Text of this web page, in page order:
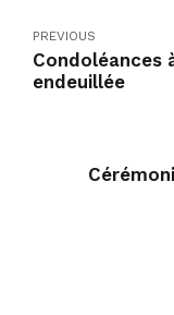
PREVIOUS
Condoléances
endeuillée